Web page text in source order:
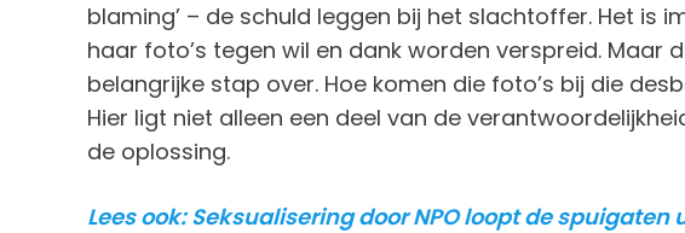
blaming’ – de schuld leggen bij het slachtoffer. Het is
haar foto’s tegen wil en dank worden verspreid. Maar
belangrijke stap over. Hoe komen die foto’s bij die
Hier ligt niet alleen een deel van de
de oplossing.
Lees ook: Seksualisering door NPO loopt de